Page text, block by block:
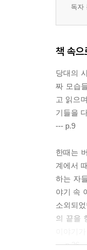
독자
책 속으
당대의
짜 모습
고 읽으
기들을
--- p.9
한때는
계에서
하는 자
야기 속
소외되
의 끝을
--- p.26